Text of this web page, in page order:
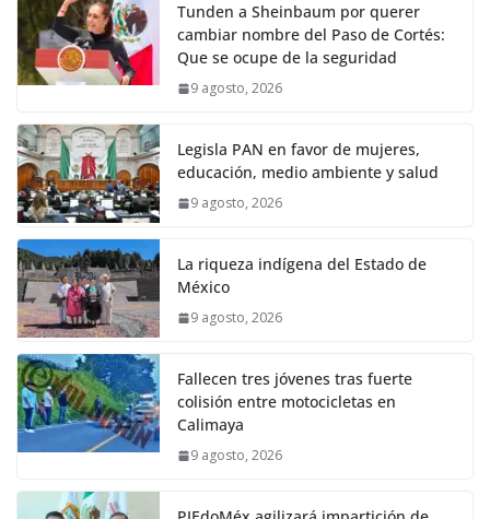
Tunden a Sheinbaum por querer
cambiar nombre del Paso de Cortés:
Que se ocupe de la seguridad
9 agosto, 2026
Legisla PAN en favor de mujeres,
educación, medio ambiente y salud
9 agosto, 2026
La riqueza indígena del Estado de
México
9 agosto, 2026
Fallecen tres jóvenes tras fuerte
colisión entre motocicletas en
Calimaya
9 agosto, 2026